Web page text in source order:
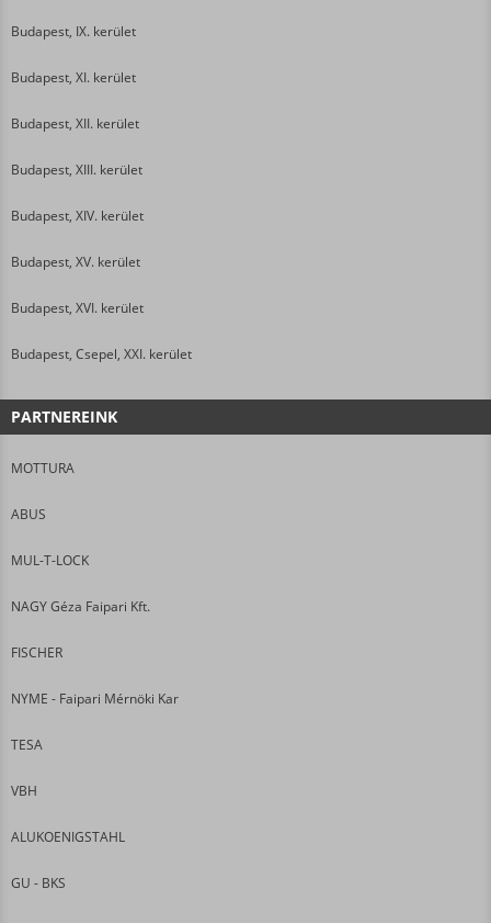
Budapest, IX. kerület
Budapest, XI. kerület
Budapest, XII. kerület
Budapest, XIII. kerület
Budapest, XIV. kerület
Budapest, XV. kerület
Budapest, XVI. kerület
Budapest, Csepel, XXI. kerület
PARTNEREINK
MOTTURA
ABUS
MUL-T-LOCK
NAGY Géza Faipari Kft.
FISCHER
NYME - Faipari Mérnöki Kar
TESA
VBH
ALUKOENIGSTAHL
GU - BKS